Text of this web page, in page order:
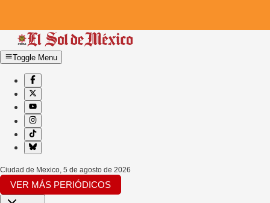
Toggle Menu
Ciudad de Mexico, 5 de agosto de 2026
VER MÁS PERIÓDICOS